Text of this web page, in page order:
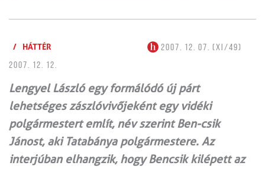
/ HÁTTÉR
2007. 12. 07. (XI/49)
2007. 12. 12.
Lengyel László egy formálódó új párt
lehetséges zászlóvivőjeként egy vidéki
polgármestert említ, név szerint Ben-csik
Jánost, aki Tatabánya polgármestere. Az
interjúban elhangzik, hogy Bencsik kilépett az